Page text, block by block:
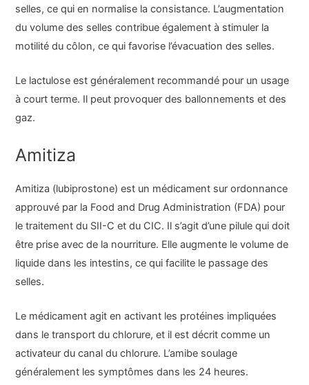
selles, ce qui en normalise la consistance. L’augmentation
du volume des selles contribue également à stimuler la
motilité du côlon, ce qui favorise l’évacuation des selles.
Le lactulose est généralement recommandé pour un usage
à court terme. Il peut provoquer des ballonnements et des
gaz.
Amitiza
Amitiza (lubiprostone) est un médicament sur ordonnance
approuvé par la Food and Drug Administration (FDA) pour
le traitement du SII-C et du CIC. Il s’agit d’une pilule qui doit
être prise avec de la nourriture. Elle augmente le volume de
liquide dans les intestins, ce qui facilite le passage des
selles.
Le médicament agit en activant les protéines impliquées
dans le transport du chlorure, et il est décrit comme un
activateur du canal du chlorure. L’amibe soulage
généralement les symptômes dans les 24 heures.